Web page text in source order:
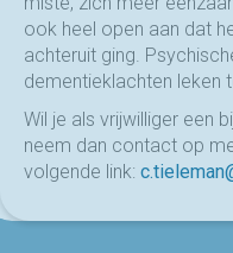
ook heel open aan dat
achteruit ging.
dementieklachten leken
Wil je als vrijwilliger een
neem dan contact op
volgende link: